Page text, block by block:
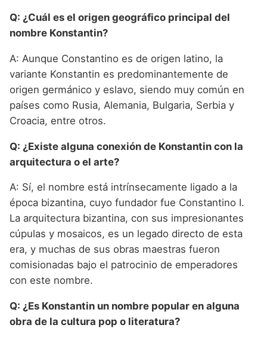
Q: ¿Cuál es el origen geográfico principal del
nombre Konstantin?
A: Aunque Constantino es de origen latino, la
variante Konstantin es predominantemente de
origen germánico y eslavo, siendo muy común en
países como Rusia, Alemania, Bulgaria, Serbia y
Croacia, entre otros.
Q: ¿Existe alguna conexión de Konstantin con la
arquitectura o el arte?
A: Sí, el nombre está intrínsecamente ligado a la
época bizantina, cuyo fundador fue Constantino I.
La arquitectura bizantina, con sus impresionantes
cúpulas y mosaicos, es un legado directo de esta
era, y muchas de sus obras maestras fueron
comisionadas bajo el patrocinio de emperadores
con este nombre.
Q: ¿Es Konstantin un nombre popular en alguna
obra de la cultura pop o literatura?